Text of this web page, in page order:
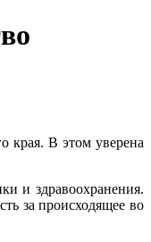
края. В этом уверена
и здравоохранения.
за происходящее во